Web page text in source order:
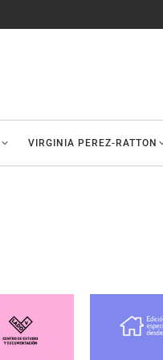
VIRGINIA PEREZ-RATTON